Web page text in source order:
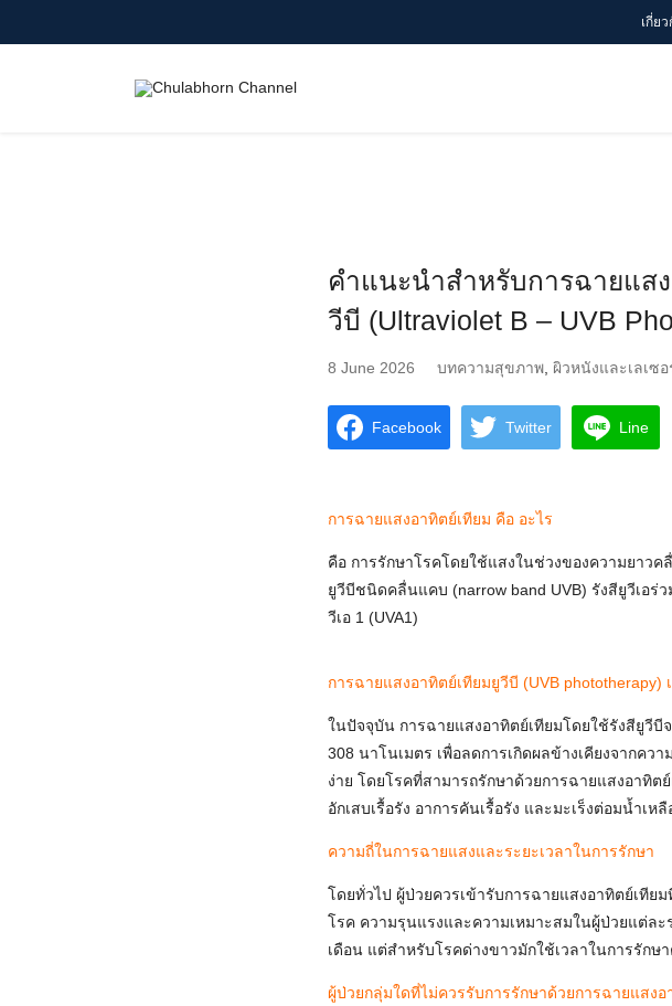
เกี่ยว
คำแนะนำสำหรับการฉายแส
วีบี (Ultraviolet B – UVB
8 June 2026 บทความสุขภาพ ผิวหนังและเลเซอ
Facebook Twitter Line
การฉายแสงอาทิตย์เทียม คือ อะไร
คือ การรักษาโรคโดยใช้แสงในช่วงของความยาว
ยูวีบีชนิดคลื่นแคบ (narrow band UVB) รังสียูวีเอร่
วีเอ 1 (UVA1)
การฉายแสงอาทิตย์เทียมยูวีบี (UVB phototherapy)
ในปัจจุบัน การฉายแสงอาทิตย์เทียมโดยใช้รังสียูวีบี
308 นาโนเมตร เพื่อลดการเกิดผลข้างเคียงจากคว
ง่าย โดยโรคที่สามารถรักษาด้วยการฉายแสงอาทิ
อักเสบเรื้อรัง อาการคันเรื้อรัง และมะเร็งต่อมน้ำเ
ความถี่ในการฉายแสงและระยะเวลาในการรักษา
โดยทั่วไป ผู้ป่วยควรเข้ารับการฉายแสงอาทิตย์เที
โรค ความรุนแรงและความเหมาะสมในผู้ป่วยแต่ล
เดือน แต่สำหรับโรคด่างขาวมักใช้เวลาในการรักษ
ผู้ป่วยกลุ่มใดที่ไม่ควรรับการรักษาด้วยการฉายแสงอ